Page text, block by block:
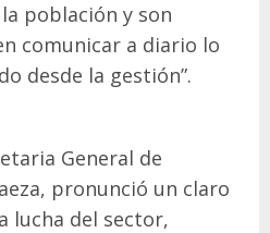
población y son
comunicar a diario lo
desde la gestión”.
General de
pronunció un claro
lucha del sector,